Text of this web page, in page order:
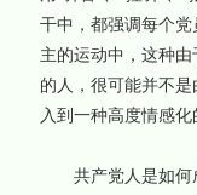
干中，都强调每个
主的运动中，这种
的人，很可能并不
入到一种高度情感化
共产党人是如何成